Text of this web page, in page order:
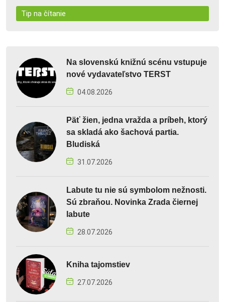
Tip na čítanie
Na slovenskú knižnú scénu vstupuje
nové vydavateľstvo TERST
04.08.2026
Päť žien, jedna vražda a príbeh, ktorý
sa skladá ako šachová partia.
Bludiská
31.07.2026
Labute tu nie sú symbolom nežnosti.
Sú zbraňou. Novinka Zrada čiernej
labute
28.07.2026
Kniha tajomstiev
27.07.2026